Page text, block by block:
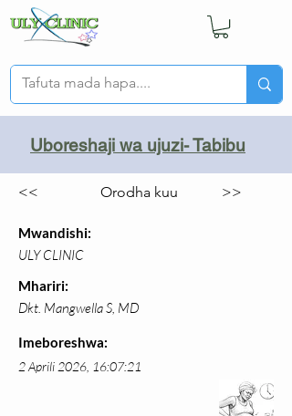
Uboreshaji wa ujuzi- Tabibu
<< Orodha kuu >>
Mwandishi:
ULY CLINIC
Mhariri:
Dkt. Mangwella S, MD
Imeboreshwa:
2 Aprili 2026, 16:07:21